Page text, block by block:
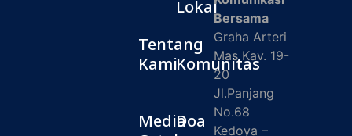
Tentang
Kami
Media
Lokal
Komunitas
Doa
Bersama
Graha Arteri
Mas Kav. 19-
20
Jl.Panjang
No.68
Kedoya –